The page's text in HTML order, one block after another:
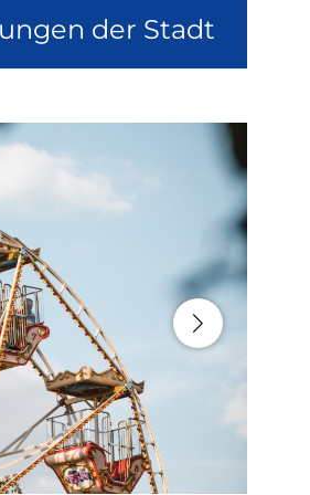
der Stadt